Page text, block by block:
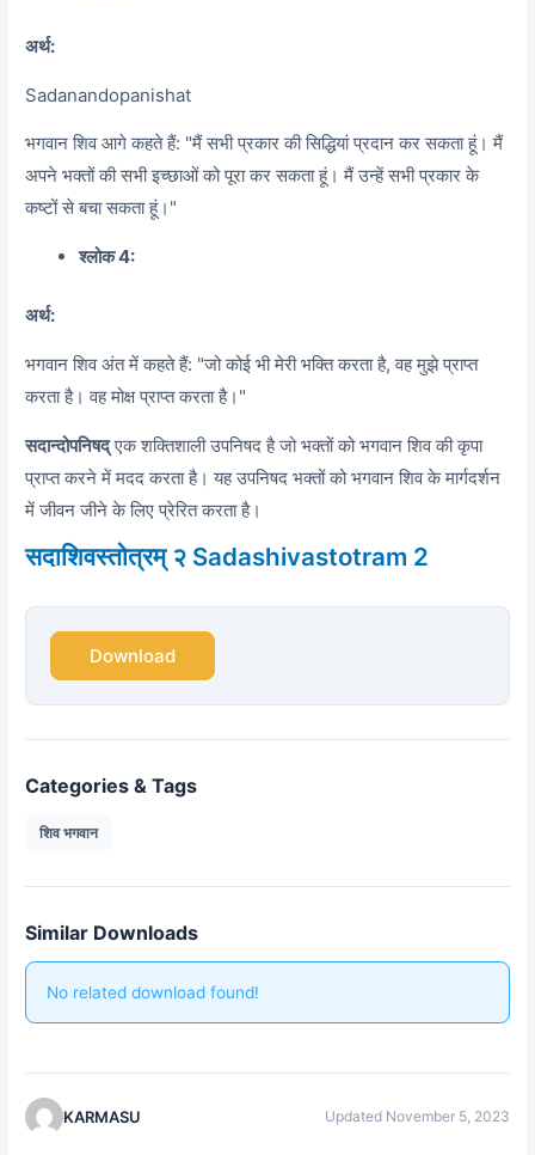
अर्थ:
Sadanandopanishat
भगवान शिव आगे कहते हैं: "मैं सभी प्रकार की सिद्धियां प्रदान कर सकता हूं। मैं
अपने भक्तों की सभी इच्छाओं को पूरा कर सकता हूं। मैं उन्हें सभी प्रकार के
कष्टों से बचा सकता हूं।"
श्लोक 4:
अर्थ:
भगवान शिव अंत में कहते हैं: "जो कोई भी मेरी भक्ति करता है, वह मुझे प्राप्त
करता है। वह मोक्ष प्राप्त करता है।"
सदान्दोपनिषद्एक शक्तिशाली उपनिषद है जो भक्तों को भगवान शिव की कृपा
प्राप्त करने में मदद करता है। यह उपनिषद भक्तों को भगवान शिव के मार्गदर्शन
में जीवन जीने के लिए प्रेरित करता है।
सदाशिवस्तोत्रम् २ Sadashivastotram 2
Download
Categories & Tags
शिव भगवान
Similar Downloads
No related download found!
KARMASU Updated November 5, 2023